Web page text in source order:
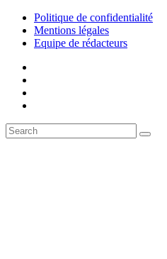
Politique de confidentialité
Mentions légales
Equipe de rédacteurs